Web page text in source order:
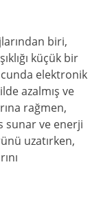
biri,
küçük bir
elektronik
azalmış ve
rağmen,
sunar ve enerji
uzatırken,